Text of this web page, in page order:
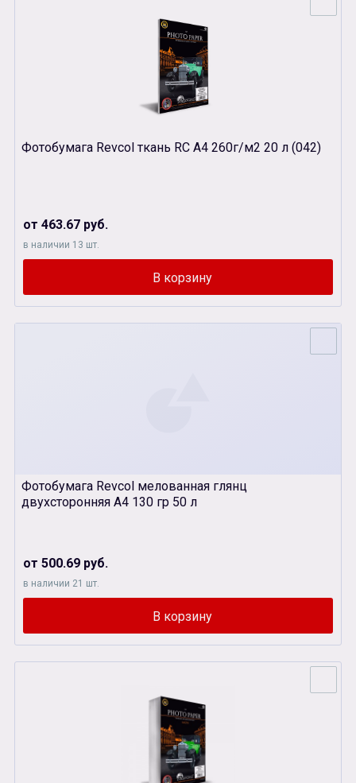
Фотобумага Revcol ткань RC А4 260г/м2 20 л (042)
от 463.67 руб.
в наличии 13 шт.
Фотобумага Revcol мелованная глянц
двухсторонняя А4 130 гр 50 л
от 500.69 руб.
в наличии 21 шт.